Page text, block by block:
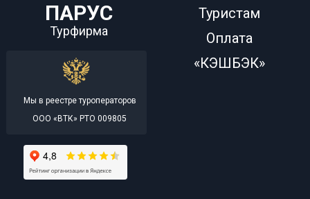
ПАРУС
Турфирма
Мы в реестре туроператоров
ООО «ВТК» РТО 009805
Туристам
Оплата
«КЭШБЭК»